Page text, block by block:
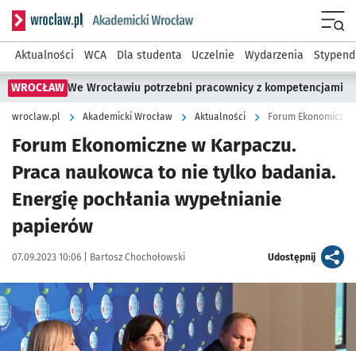
Serwis informacyjny wroclaw.pl podserwis: Akademicki
Aktualności WCA Dla studenta Uczelnie Wydarzenia
WROCŁAW We Wrocławiu potrzebni pracownicy z kompetencjami
wroclaw.pl Akademicki Wrocław Aktualności
Forum Ekonomiczne w Karpaczu.
Praca naukowca to nie tylko badania.
Energię pochłania wypełnianie
papierów
Data publikacji:
07.09.2023 10:06 | Autor:
Bartosz Chochołowski Udostępnijartykuł
Kliknij, aby zobaczyć galerię